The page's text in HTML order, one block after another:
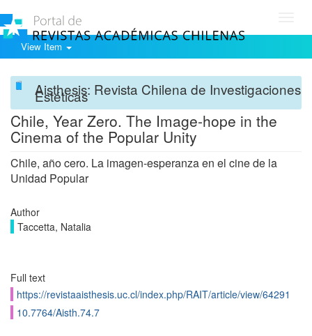
View Item
Aisthesis: Revista Chilena de Investigaciones
Estéticas
Chile, Year Zero. The Image-hope in the
Cinema of the Popular Unity
Chile, año cero. La imagen-esperanza en el cine de la
Unidad Popular
Author
Taccetta, Natalia
Full text
https://revistaaisthesis.uc.cl/index.php/RAIT/article/view/64291
10.7764/Aisth.74.7